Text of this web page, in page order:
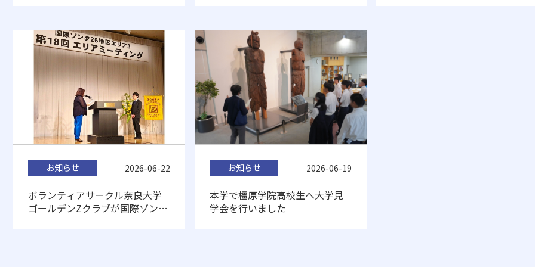
お知らせ 2026-06-22
ボランティアサークル奈良大学
ゴールデンZクラブが国際ゾンタ
お知らせ 2026-06-19
本学で橿原学院高校生へ大学見
学会を行いました